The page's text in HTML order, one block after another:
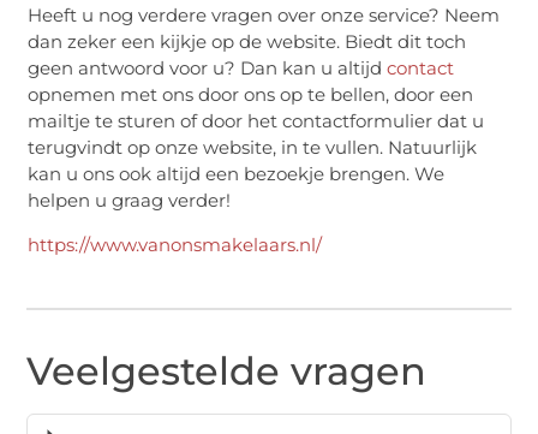
Heeft u nog verdere vragen over onze service? Neem
dan zeker een kijkje op de website. Biedt dit toch
geen antwoord voor u? Dan kan u altijdcontact
opnemen met ons door ons op te bellen, door een
mailtje te sturen of door het contactformulier dat u
terugvindt op onze website, in te vullen. Natuurlijk
kan u ons ook altijd een bezoekje brengen. We
helpen u graag verder!
https://www.vanonsmakelaars.nl/
Veelgestelde vragen